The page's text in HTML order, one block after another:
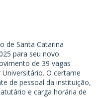
de Santa Catarina
para seu novo
de 39 vagas
O certame
de pessoal da instituição,
e carga horária de